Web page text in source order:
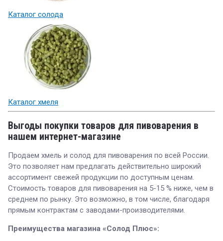
Каталог солода
Каталог хмеля
Выгоды покупки товаров для пивоварения в
нашем интернет-магазине
Продаем хмель и солод для пивоварения по всей России.
Это позволяет нам предлагать действительно широкий
ассортимент свежей продукции по доступным ценам.
Стоимость товаров для пивоварения на 5-15 % ниже, чем в
среднем по рынку. Это возможно, в том числе, благодаря
прямым контрактам с заводами-производителями.
Преимущества магазина «Солод Плюс»: